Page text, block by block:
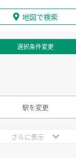
地図で検索
選択条件変更
駅を変更
さらに表示